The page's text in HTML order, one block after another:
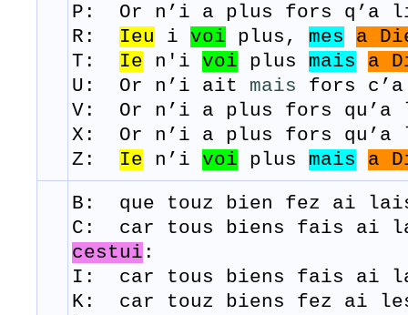
P: Or n’i a plus fors q’a li
R: Ieu i voi plus, mes a
T: Ie n ' i voi plus mais a
U: Or n’i ait mais fors c’a
V: Or n’i a plus fors qu’a
​X: Or n’i a plus fors qu’a
Z: Ie n’i voi plus mais a
B: que touz bien fez ai
C: car tous biens fais ai
cestui :
I: car tous biens fais ai
K: car touz biens fez ai